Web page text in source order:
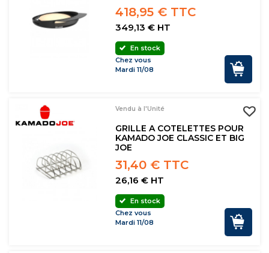
418,95 € TTC
349,13 € HT
En stock
Chez vous
Mardi 11/08
Vendu à l'Unité
GRILLE A COTELETTES POUR
KAMADO JOE CLASSIC ET BIG
JOE
31,40 € TTC
26,16 € HT
En stock
Chez vous
Mardi 11/08